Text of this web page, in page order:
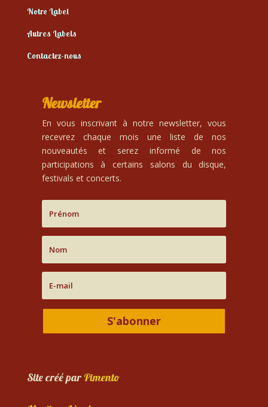
Notre Label
Autres Labels
Contactez-nous
Newsletter
En vous inscrivant à notre newsletter, vous
recevrez chaque mois une liste de nos
nouveautés et serez informé de nos
participations à certains salons du disque,
festivals et concerts.
S'abonner
Site créé parPimento